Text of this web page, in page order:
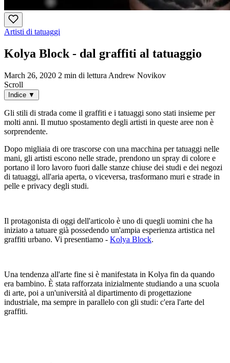
Artisti di tatuaggi
Kolya Block - dal graffiti al tatuaggio
March 26, 2020 2 min di lettura Andrew Novikov
Scroll
Indice ▼
Gli stili di strada come il graffiti e i tatuaggi sono stati insieme per
molti anni. Il mutuo spostamento degli artisti in queste aree non è
sorprendente.
Dopo migliaia di ore trascorse con una macchina per tatuaggi nelle
mani, gli artisti escono nelle strade, prendono un spray di colore e
portano il loro lavoro fuori dalle stanze chiuse dei studi e dei negozi
di tatuaggi, all'aria aperta, o viceversa, trasformano muri e strade in
pelle e privacy degli studi.
Il protagonista di oggi dell'articolo è uno di quegli uomini che ha
iniziato a tatuare già possedendo un'ampia esperienza artistica nel
graffiti urbano. Vi presentiamo - Kolya Block.
Una tendenza all'arte fine si è manifestata in Kolya fin da quando
era bambino. È stata rafforzata inizialmente studiando a una scuola
di arte, poi a un'università al dipartimento di progettazione
industriale, ma sempre in parallelo con gli studi: c'era l'arte del
graffiti.